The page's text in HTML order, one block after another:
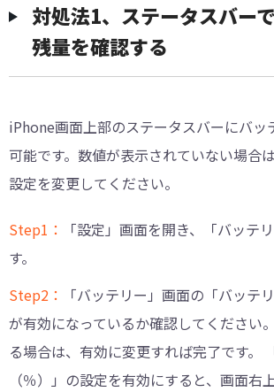
対処法1、ステータスバー
残量を確認する
iPhone画面上部のステータスバーにバッ
可能です。数値が表示されていない場合
設定を変更してください。
Step1：
「設定」画面を開き、「バッテ
す。
Step2：
「バッテリー」画面の「バッテ
が有効になっているか確認してください
る場合は、有効に変更すれば完了です。
（％）」の設定を有効にすると、画面右